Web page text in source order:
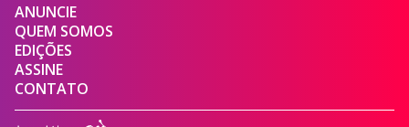
ANUNCIE
QUEM SOMOS
EDIÇÕES
ASSINE
CONTATO